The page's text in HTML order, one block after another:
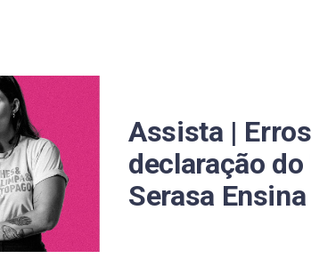
preocupa tanto?
comprometidos?
Assista |
declaração
Serasa Ensina